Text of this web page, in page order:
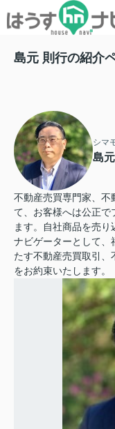
島元 則行の紹介
シマ
島
不動産売買専門家、不
て、お客様へは公正で
ます。自社商品を売
ナビゲーターとして、
たす不動産売買取引、
をお約束いたします。